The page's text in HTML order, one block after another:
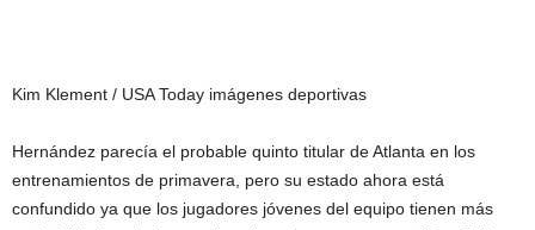
Kim Klement / USA Today imágenes deportivas
Hernández parecía el probable quinto titular de Atlanta en los
entrenamientos de primavera, pero su estado ahora está
confundido ya que los jugadores jóvenes del equipo tienen más